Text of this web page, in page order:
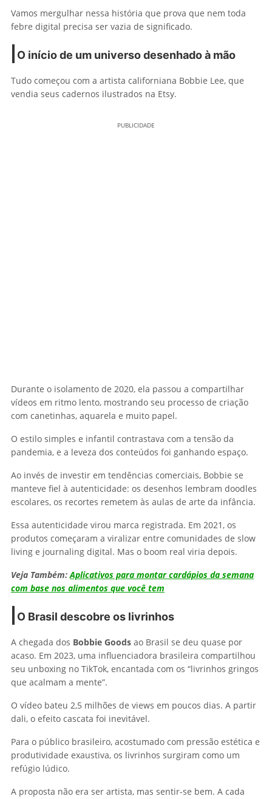
Vamos mergulhar nessa história que prova que nem toda
febre digital precisa ser vazia de significado.
O início de um universo desenhado à mão
Tudo começou com a artista californiana Bobbie Lee, que
vendia seus cadernos ilustrados na Etsy.
PUBLICIDADE
Durante o isolamento de 2020, ela passou a compartilhar
vídeos em ritmo lento, mostrando seu processo de criação
com canetinhas, aquarela e muito papel.
O estilo simples e infantil contrastava com a tensão da
pandemia, e a leveza dos conteúdos foi ganhando espaço.
Ao invés de investir em tendências comerciais, Bobbie se
manteve fiel à autenticidade: os desenhos lembram doodles
escolares, os recortes remetem às aulas de arte da infância.
Essa autenticidade virou marca registrada. Em 2021, os
produtos começaram a viralizar entre comunidades de slow
living e journaling digital. Mas o boom real viria depois.
Veja Também:Aplicativos para montar cardápios da semana
com base nos alimentos que você tem
O Brasil descobre os livrinhos
A chegada dos Bobbie Goods ao Brasil se deu quase por
acaso. Em 2023, uma influenciadora brasileira compartilhou
seu unboxing no TikTok, encantada com os “livrinhos gringos
que acalmam a mente”.
O vídeo bateu 2,5 milhões de views em poucos dias. A partir
dali, o efeito cascata foi inevitável.
Para o público brasileiro, acostumado com pressão estética e
produtividade exaustiva, os livrinhos surgiram como um
refúgio lúdico.
A proposta não era ser artista, mas sentir-se bem. A cada